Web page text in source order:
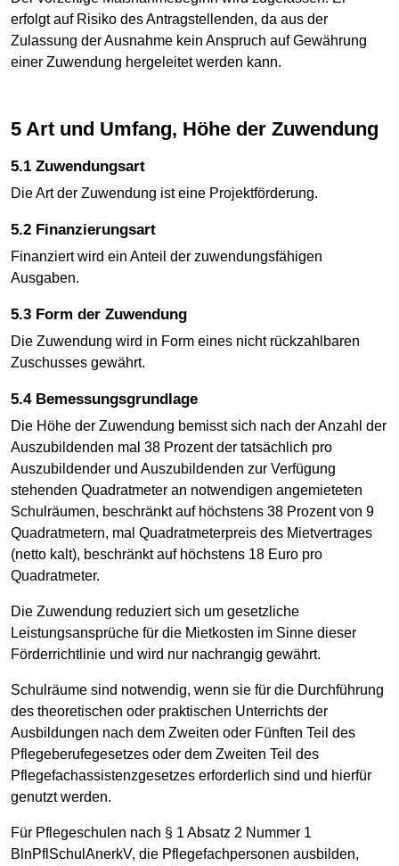
erfolgt auf Risiko des Antragstellenden, da aus der
Zulassung der Ausnahme kein Anspruch auf Gewährung
einer Zuwendung hergeleitet werden kann.
5 Art und Umfang, Höhe der Zuwendung
5.1 Zuwendungsart
Die Art der Zuwendung ist eine Projektförderung.
5.2 Finanzierungsart
Finanziert wird ein Anteil der zuwendungsfähigen
Ausgaben.
5.3 Form der Zuwendung
Die Zuwendung wird in Form eines nicht rückzahlbaren
Zuschusses gewährt.
5.4 Bemessungsgrundlage
Die Höhe der Zuwendung bemisst sich nach der Anzahl der
Auszubildenden mal 38 Prozent der tatsächlich pro
Auszubildender und Auszubildenden zur Verfügung
stehenden Quadratmeter an notwendigen angemieteten
Schulräumen, beschränkt auf höchstens 38 Prozent von 9
Quadratmetern, mal Quadratmeterpreis des Mietvertrages
(netto kalt), beschränkt auf höchstens 18 Euro pro
Quadratmeter.
Die Zuwendung reduziert sich um gesetzliche
Leistungsansprüche für die Mietkosten im Sinne dieser
Förderrichtlinie und wird nur nachrangig gewährt.
Schulräume sind notwendig, wenn sie für die Durchführung
des theoretischen oder praktischen Unterrichts der
Ausbildungen nach dem Zweiten oder Fünften Teil des
Pflegeberufegesetzes oder dem Zweiten Teil des
Pflegefachassistenzgesetzes erforderlich sind und hierfür
genutzt werden.
Für Pflegeschulen nach § 1 Absatz 2 Nummer 1
BlnPflSchulAnerkV, die Pflegefachpersonen ausbilden,